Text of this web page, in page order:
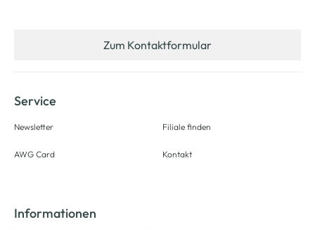
Zum Kontaktformular
Service
Newsletter
AWG Card
Filiale finden
Kontakt
Informationen